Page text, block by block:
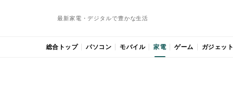
最新家電・デジタルで豊かな生活
総合トップ パソコン モバイル 家電 ゲーム ガジェット